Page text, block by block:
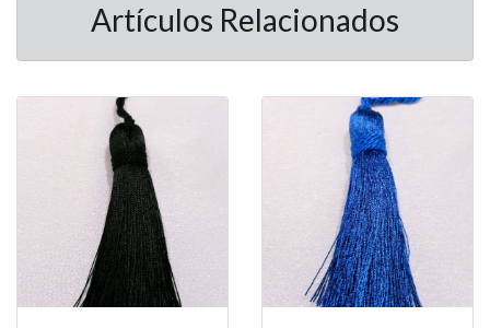
Artículos Relacionados